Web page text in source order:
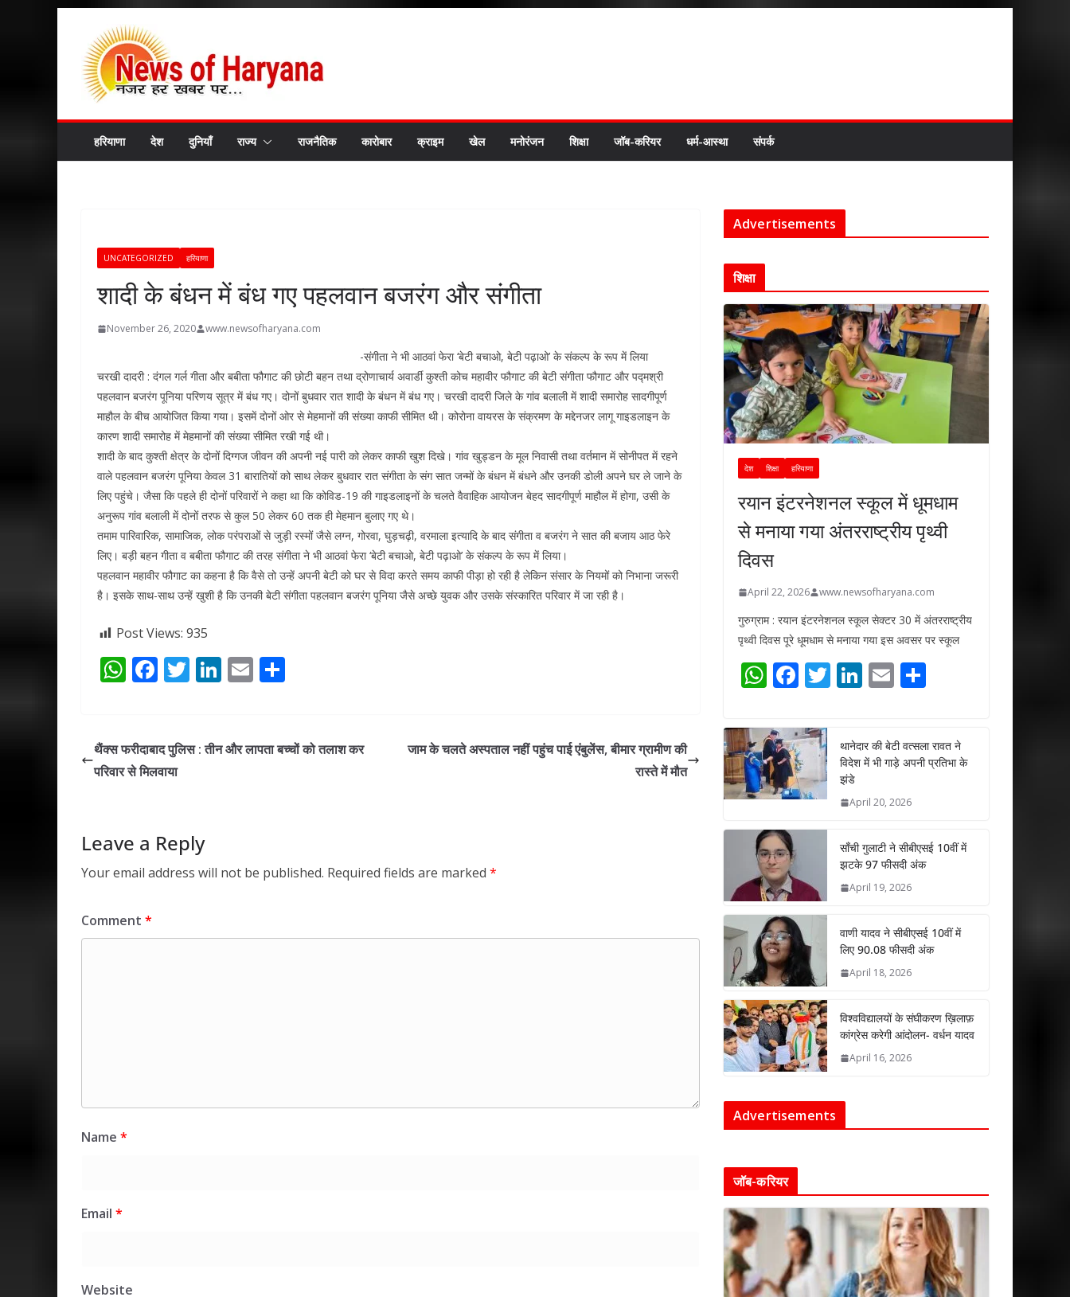
content
हरियाणा देश दुनियाँ राज्य राजनैतिक कारोबार क्राइम खेल मनोरंजन शिक्षा जॉब-करियर धर्म-आस्था संपर्क
UNCATEGORIZED हरियाणा
शादी के बंधन में बंध गए पहलवान बजरंग और संगीता
November 26, 2020 www.newsofharyana.com
-संगीता ने भी आठवां फेरा ‘बेटी बचाओ, बेटी पढ़ाओ’ के संकल्प के रूप में लिया
चरखी दादरी : दंगल गर्ल गीता और बबीता फौगाट की छोटी बहन तथा द्रोणाचार्य अवार्डी कुश्‍ती कोच महावीर फौगाट की बेटी संगीता फौगाट और पद्मश्री
पहलवान बजरंग पूनिया परिणय सूत्र में बंध गए। दोनों बुधवार रात शादी के बंधन में बंध गए। चरखी दादरी जिले के गांव बलाली में शादी समारोह सादगीपूर्ण
माहौल के बीच आयोजित किया गया। इसमें दाेनों ओर से मेहमानों की संख्‍या काफी सीमित थी। कोरोना वायरस के संक्रमण के मद्देनजर लागू गाइडलाइन के
कारण शादी समारोह में मे‍हमानों की संख्‍या सीमित रखी गई थी।
शादी के बाद कुश्‍ती क्षेत्र के दोनोंं दिग्‍गज जीवन की अपनी नई पारी को लेकर काफी खुश दिखे। गांव खुड्डन के मूल निवासी तथा वर्तमान में सोनीपत में रहने
वाले पहलवान बजरंग पूनिया केवल 31 बारातियों को साथ लेकर बुधवार रात संगीता के संग सात जन्‍मों के बंधन में बंधने और उनकी डोली अपने घर ले जाने के
लिए पहुंचे। जैसा कि पहले ही दोनों परिवारों ने कहा था कि कोविड-19 की गाइडलाइनों के चलते वैवाहिक आयोजन बेहद सादगीपूर्ण माहौल में होगा, उसी के
अनुरूप गांव बलाली में दोनों तरफ से कुल 50 लेकर 60 तक ही मेहमान बुलाए गए थे।
तमाम पारिवारिक, सामाजिक, लोक परंपराओं से जुड़ी रस्मों जैसे लग्न, गोरवा, घुड़चढ़ी, वरमाला इत्यादि के बाद संगीता व बजरंग ने सात की बजाय आठ फेरे
लिए। बड़ी बहन गीता व बबीता फौगाट की तरह संगीता ने भी आठवां फेरा ‘बेटी बचाओ, बेटी पढ़ाओ’ के संकल्प के रूप में लिया।
पहलवान महावीर फौगाट का कहना है कि वैसे तो उन्हें अपनी बेटी को घर से विदा करते समय काफी पीड़ा हो रही है लेकिन संसार के नियमों को निभाना जरूरी
है। इसके साथ-साथ उन्हें खुशी है कि उनकी बेटी संगीता पहलवान बजरंग पूनिया जैसे अच्छे युवक और उसके संस्कारित परिवार में जा रही है।
Post Views: 935
W
s
A
F
b
o
T
er
Li
e
E
l e
थैंक्स फरीदाबाद पुलिस : तीन और लापता बच्चों को तलाश कर
परिवार से मिलवाया
जाम के चलते अस्पताल नहीं पहुंच पाई एंबुलेंस, बीमार ग्रामीण की
रास्ते में मौत
Leave a Reply
Your email address will not be published. Required fields are marked *
Comment *
Name *
Email *
Website
Advertisements
शिक्षा
देश शिक्षा हरियाणा
रयान इंटरनेशनल स्कूल में धूमधाम
से मनाया गया अंतरराष्ट्रीय पृथ्वी
दिवस
April 22, 2026 www.newsofharyana.com
गुरुग्राम : रयान इंटरनेशनल स्कूल सेक्टर 30 में अंतरराष्ट्रीय
पृथ्वी दिवस पूरे धूमधाम से मनाया गया इस अवसर पर स्कूल
W
at
s
A
p
p
F
e
b
o
o
k
T
er
Li
e
dI
n
E
l e
थानेदार की बेटी वत्सला रावत ने
विदेश में भी गाड़े अपनी प्रतिभा के
झंडे
April 20, 2026
साँची गुलाटी ने सीबीएसई 10वीं में
झटके 97 फीसदी अंक
April 19, 2026
वाणी यादव ने सीबीएसई 10वीं में
लिए 90.08 फीसदी अंक
April 18, 2026
विश्वविद्यालयों के संघीकरण ख़िलाफ़
कांग्रेस करेगी आंदोलन- वर्धन यादव
April 16, 2026
Advertisements
जॉब-करियर